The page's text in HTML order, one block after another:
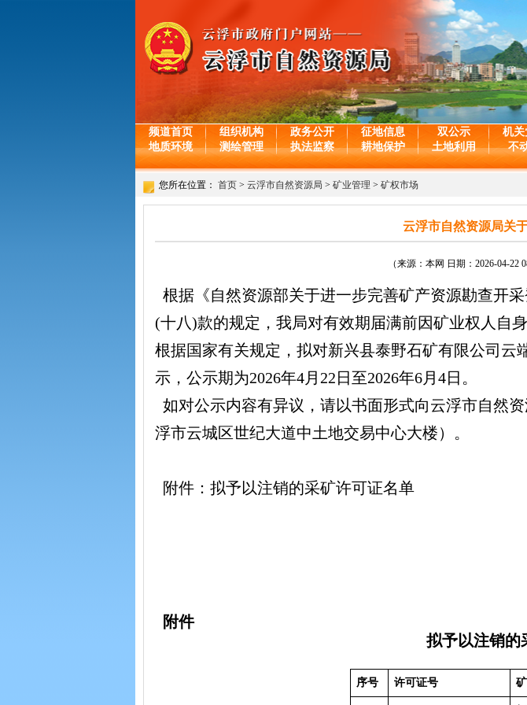
频道首页 组织机构 政务公开 征地信息 双公示 机关
地质环境
测绘管理 执法监察 耕地保护 土地利用 不
您所在位置： 首页 > 云浮市自然资源局 > 矿业管理 > 矿权市场
云浮市自然资源局关
（来源：本网 日期：2026-04-
根据《自然资源部关于进一步完善矿产资源勘查开
(十八)款的规定，我局对有效期届满前因矿业权人自
根据国家有关规定，拟对新兴县泰野石矿有限公司
示，公示期为2026年4月22日至2026年6月4日。
如对公示内容有异议，请以书面形式向云浮市自然
浮市云城区世纪大道中土地交易中心大楼）。
附件：拟予以注销的采矿许可证名单
附件
拟予以注销的
序号 许可证号